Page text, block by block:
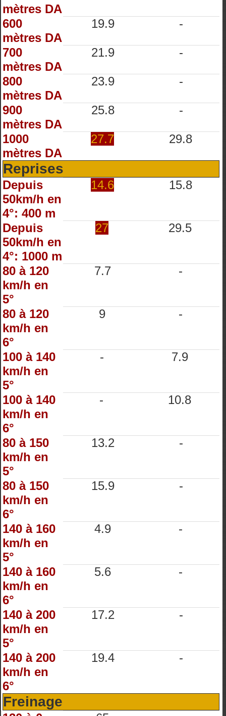
mètres DA
600
mètres DA
19.9 -
700
mètres DA
21.9 -
800
mètres DA
23.9 -
900
mètres DA
25.8 -
1000
mètres DA
27.7 29.8
Reprises
Depuis
50km/h en
4°: 400 m
14.6 15.8
Depuis
50km/h en
4°: 1000 m
27 29.5
80 à 120
km/h en
5°
7.7 -
80 à 120
km/h en
6°
9 -
100 à 140
km/h en
5°
- 7.9
100 à 140
km/h en
6°
- 10.8
80 à 150
km/h en
5°
13.2 -
80 à 150
km/h en
6°
15.9 -
140 à 160
km/h en
5°
4.9 -
140 à 160
km/h en
6°
5.6 -
140 à 200
km/h en
5°
17.2 -
140 à 200
km/h en
6°
19.4 -
Freinage